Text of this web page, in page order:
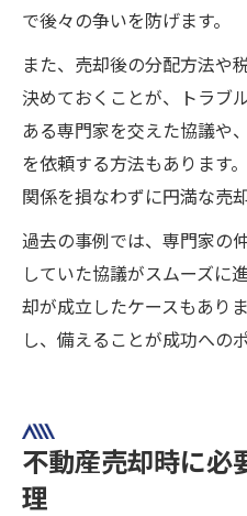
で後々の争いを防げます。
また、売却後の分配方法や
決めておくことが、トラブ
ある専門家を交えた協議や
を依頼する方法もあります
関係を損なわずに円満な売
過去の事例では、専門家の
していた協議がスムーズに
却が成立したケースもあり
し、備えることが成功への
不動産売却時に必
理